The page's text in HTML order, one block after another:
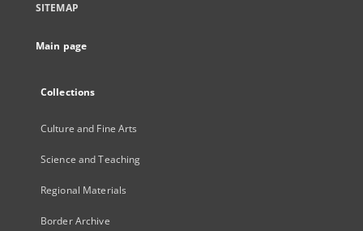
SITEMAP
Main page
Collections
Culture and Fine Arts
Science and Teaching
Regional Materials
Border Archive